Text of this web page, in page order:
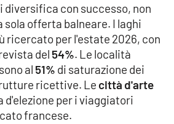
diversifica con successo, non
sola offerta balneare. I laghi
ricercato per l'estate 2026, con
del 54%. Le località
al 51% di saturazione dei
ricettive. Le città d'arte
d'elezione per i viaggiatori
francese.